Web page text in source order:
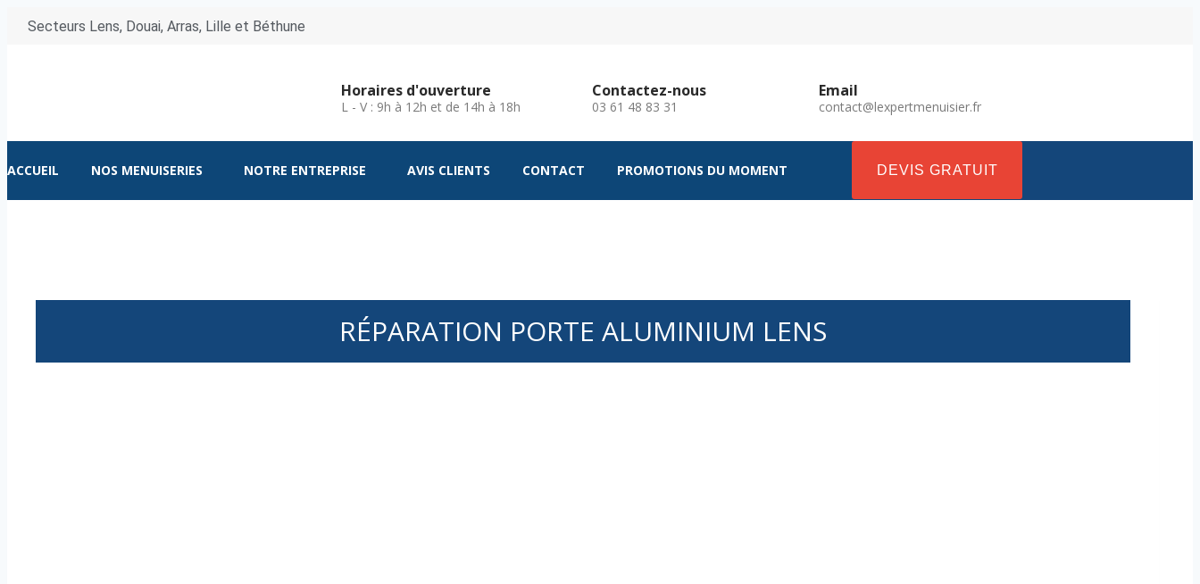
Secteurs Lens, Douai, Arras, Lille et Béthune
Horaires d'ouverture
L - V : 9h à 12h et de 14h à 18h
Contactez-nous
03 61 48 83 31
Email
contact@lexpertmenuisier.fr
ACCUEIL NOS MENUISERIES NOTRE ENTREPRISE AVIS CLIENTS CONTACT PROMOTIONS DU MOMENT DEVIS GRATUIT
RÉPARATION PORTE ALUMINIUM LENS